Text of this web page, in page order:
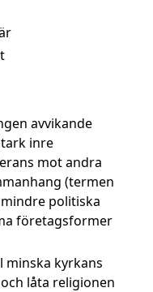
avvikande
inre
mot andra
(termen
politiska
företagsformer
minska kyrkans
låta religionen